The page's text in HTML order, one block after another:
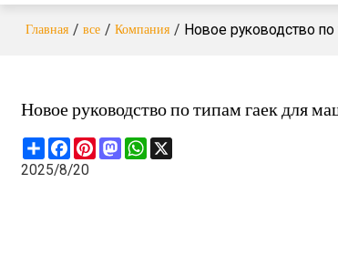
Главная / все / Компания / Новое руководство
Новое руководство по типам гаек для
ShareFacebook
Pinterest
MastodonWhatsApp
2025/8/20